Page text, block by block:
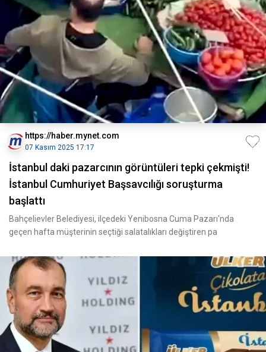
https://haber.mynet.com
07 Kasım 2025 17:17
İstanbul daki pazarcının görüntüleri tepki çekmişti!
İstanbul Cumhuriyet Başsavcılığı soruşturma
başlattı
Bahçelievler Belediyesi, ilçedeki Yenibosna Cuma Pazarı'nda
geçen hafta müşterinin seçtiği salatalıkları değiştiren pa